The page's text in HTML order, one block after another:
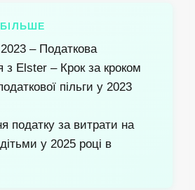
– Податкова
з Elster – Крок за кроком
пільги у 2023
податку за витрати на
у 2025 році в